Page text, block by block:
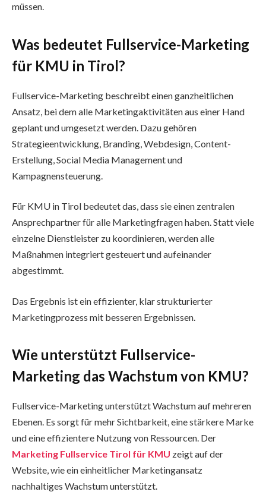
müssen.
Was bedeutet Fullservice-Marketing
für KMU in Tirol?
Fullservice-Marketing beschreibt einen ganzheitlichen
Ansatz, bei dem alle Marketingaktivitäten aus einer Hand
geplant und umgesetzt werden. Dazu gehören
Strategieentwicklung, Branding, Webdesign, Content-
Erstellung, Social Media Management und
Kampagnensteuerung.
Für KMU in Tirol bedeutet das, dass sie einen zentralen
Ansprechpartner für alle Marketingfragen haben. Statt viele
einzelne Dienstleister zu koordinieren, werden alle
Maßnahmen integriert gesteuert und aufeinander
abgestimmt.
Das Ergebnis ist ein effizienter, klar strukturierter
Marketingprozess mit besseren Ergebnissen.
Wie unterstützt Fullservice-
Marketing das Wachstum von KMU?
Fullservice-Marketing unterstützt Wachstum auf mehreren
Ebenen. Es sorgt für mehr Sichtbarkeit, eine stärkere Marke
und eine effizientere Nutzung von Ressourcen. Der
Marketing Fullservice Tirol für KMU zeigt auf der
Website, wie ein einheitlicher Marketingansatz
nachhaltiges Wachstum unterstützt.